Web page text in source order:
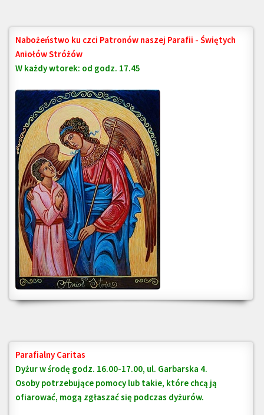
Nabożeństwo ku czci Patronów naszej Parafii - Świętych
Aniołów Stróżów
W każdy wtorek: od godz. 17.45
Parafialny Caritas
Dyżur w środę godz. 16.00-17.00, ul. Garbarska 4.
Osoby potrzebujące pomocy lub takie, które chcą ją
ofiarować, mogą zgłaszać się podczas dyżurów.